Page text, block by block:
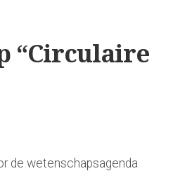
“Circulaire
de wetenschapsagenda